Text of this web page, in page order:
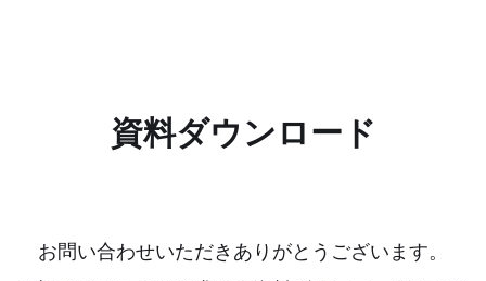
資料ダウンロード
お問い合わせいただきありがとうございます。